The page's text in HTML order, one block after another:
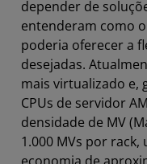
depender de
entenderam como
poderia oferecer a
desejadas.
mais virtualizado e,
CPUs de servidor
densidade de MV
1.000 MVs por